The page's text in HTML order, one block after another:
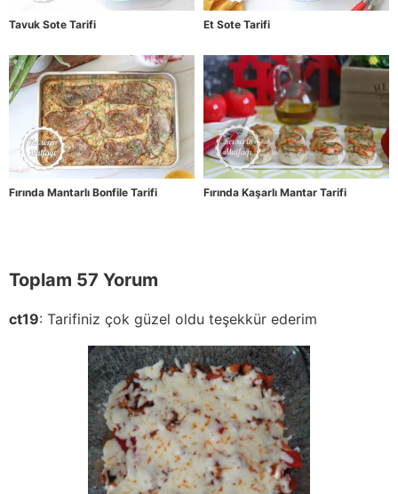
Tavuk Sote Tarifi Et Sote Tarifi
Fırında Mantarlı Bonfile Tarifi Fırında Kaşarlı Mantar Tarifi
Toplam 57 Yorum
ct19: Tarifiniz çok güzel oldu teşekkür ederim